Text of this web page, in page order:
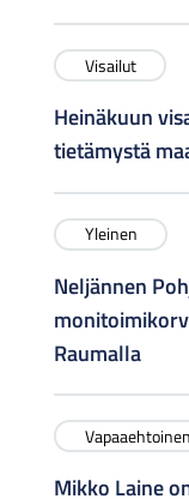
Visailut
Heinäkuun
tietämystä
Yleinen
Neljännen
Raumalla
Mikko Laine